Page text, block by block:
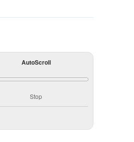
AutoScroll
Stop